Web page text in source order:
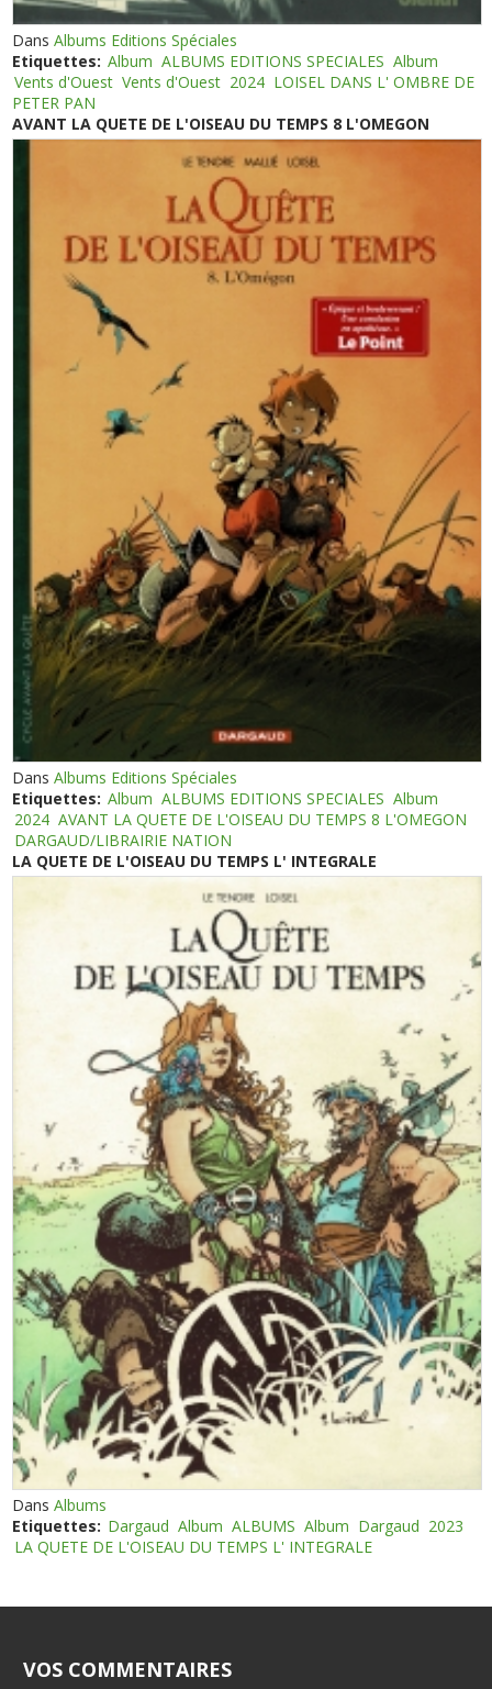
DansAlbums Editions Spéciales
Etiquettes: Album ALBUMS EDITIONS SPECIALES Album
Vents d'Ouest Vents d'Ouest 2024 LOISEL DANS L' OMBRE DE
PETER PAN
AVANT LA QUETE DE L'OISEAU DU TEMPS 8 L'OMEGON
DansAlbums Editions Spéciales
Etiquettes: Album ALBUMS EDITIONS SPECIALES Album
2024 AVANT LA QUETE DE L'OISEAU DU TEMPS 8 L'OMEGON
DARGAUD/LIBRAIRIE NATION
LA QUETE DE L'OISEAU DU TEMPS L' INTEGRALE
DansAlbums
Etiquettes: Dargaud Album ALBUMS Album Dargaud 2023
LA QUETE DE L'OISEAU DU TEMPS L' INTEGRALE
VOS COMMENTAIRES